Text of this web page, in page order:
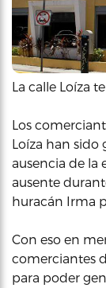
La calle Loíza
Los
Loíza han sido
ausencia de la
ausente
huracán Irma
Con eso en
comerciantes
para poder